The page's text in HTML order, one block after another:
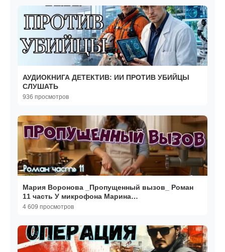
АУДИОКНИГА ДЕТЕКТИВ: ИИ ПРОТИВ УБИЙЦЫ
СЛУШАТЬ
936 просмотров
Мария Воронова _Пропущенный вызов_ Роман
11 часть У микрофона Марина
Багинская_encoded
4 609 просмотров